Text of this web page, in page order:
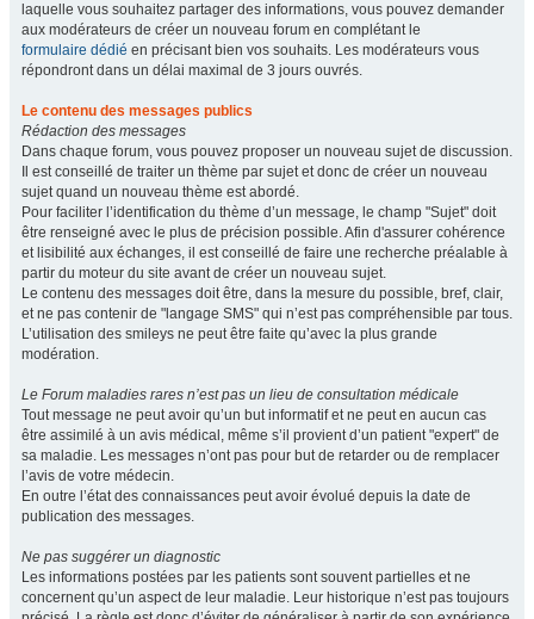
laquelle vous souhaitez partager des informations, vous pouvez demander
aux modérateurs de créer un nouveau forum en complétant le
formulaire dédié en précisant bien vos souhaits. Les modérateurs vous
répondront dans un délai maximal de 3 jours ouvrés.
Le contenu des messages publics
Rédaction des messages
Dans chaque forum, vous pouvez proposer un nouveau sujet de discussion.
Il est conseillé de traiter un thème par sujet et donc de créer un nouveau
sujet quand un nouveau thème est abordé.
Pour faciliter l’identification du thème d’un message, le champ "Sujet" doit
être renseigné avec le plus de précision possible. Afin d'assurer cohérence
et lisibilité aux échanges, il est conseillé de faire une recherche préalable à
partir du moteur du site avant de créer un nouveau sujet.
Le contenu des messages doit être, dans la mesure du possible, bref, clair,
et ne pas contenir de "langage SMS" qui n’est pas compréhensible par tous.
L’utilisation des smileys ne peut être faite qu’avec la plus grande
modération.
Le Forum maladies rares n’est pas un lieu de consultation médicale
Tout message ne peut avoir qu’un but informatif et ne peut en aucun cas
être assimilé à un avis médical, même s’il provient d’un patient "expert" de
sa maladie. Les messages n’ont pas pour but de retarder ou de remplacer
l’avis de votre médecin.
En outre l’état des connaissances peut avoir évolué depuis la date de
publication des messages.
Ne pas suggérer un diagnostic
Les informations postées par les patients sont souvent partielles et ne
concernent qu’un aspect de leur maladie. Leur historique n’est pas toujours